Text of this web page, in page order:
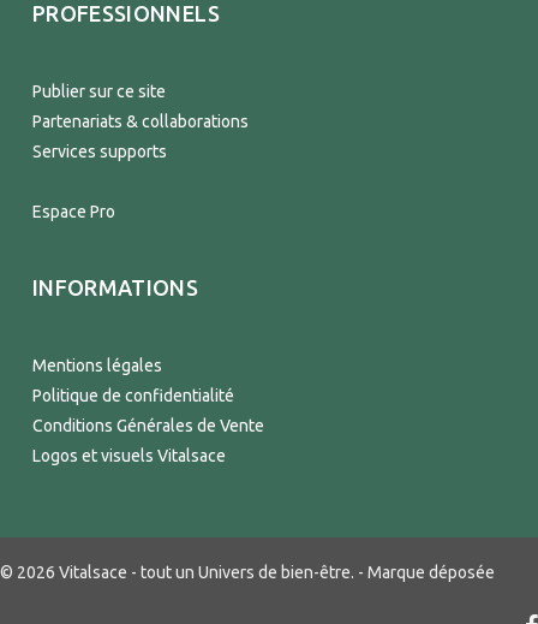
PROFESSIONNELS
Publier sur ce site
Partenariats & collaborations
Services supports
Espace Pro
INFORMATIONS
Mentions légales
Politique de confidentialité
Conditions Générales de Vente
Logos et visuels Vitalsace
© 2026 Vitalsace - tout un Univers de bien-être. - Marque déposée